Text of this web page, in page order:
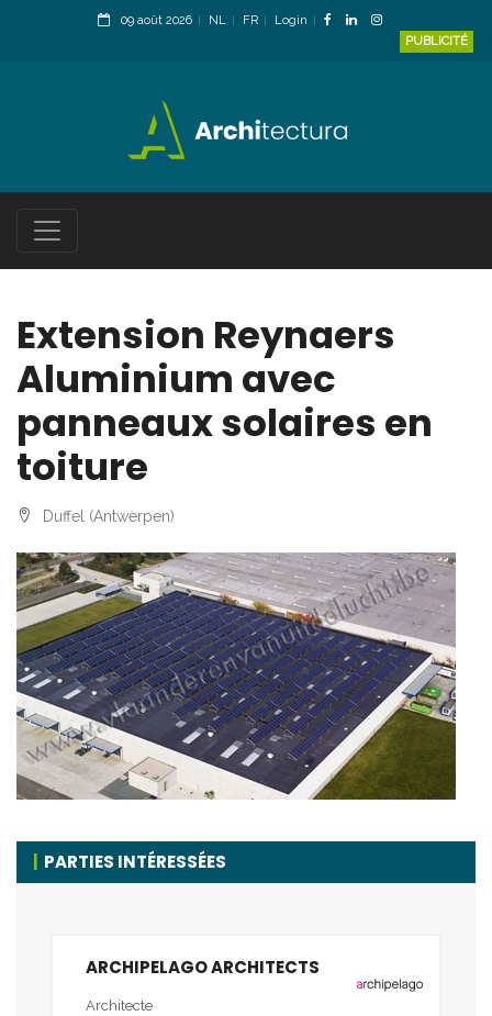
09 août 2026 NL FR
Login
PUBLICITÉ
Extension Reynaers
Aluminium avec
panneaux solaires en
toiture
Duffel (Antwerpen)
PARTIES INTÉRESSÉES
ARCHIPELAGO ARCHITECTS
Architecte